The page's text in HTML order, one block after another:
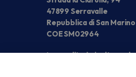
47899 Serravalle
Repubblica di San Marino
COE SM02964
La vendita è rivolta